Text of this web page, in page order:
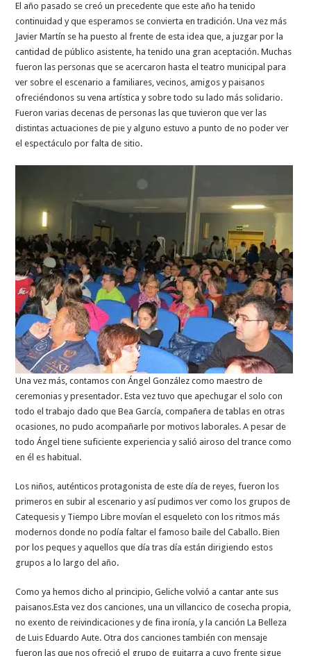
El año pasado se creó un precedente que este año ha tenido
continuidad y que esperamos se convierta en tradición. Una vez más
Javier Martín se ha puesto al frente de esta idea que, a juzgar por la
cantidad de público asistente, ha tenido una gran aceptación. Muchas
fueron las personas que se acercaron hasta el teatro municipal para
ver sobre el escenario a familiares, vecinos, amigos y paisanos
ofreciéndonos su vena artística y sobre todo su lado más solidario.
Fueron varias decenas de personas las que tuvieron que ver las
distintas actuaciones de pie y alguno estuvo a punto de no poder ver
el espectáculo por falta de sitio.
Una vez más, contamos con Ángel González como maestro de
ceremonias y presentador. Esta vez tuvo que apechugar el solo con
todo el trabajo dado que Bea García, compañera de tablas en otras
ocasiones, no pudo acompañarle por motivos laborales. A pesar de
todo Ángel tiene suficiente experiencia y salió airoso del trance como
en él es habitual.
Los niños, auténticos protagonista de este día de reyes, fueron los
primeros en subir al escenario y así pudimos ver como los grupos de
Catequesis y Tiempo Libre movían el esqueleto con los ritmos más
modernos donde no podía faltar el famoso baile del Caballo. Bien
por los peques y aquellos que día tras día están dirigiendo estos
grupos a lo largo del año.
Como ya hemos dicho al principio, Geliche volvió a cantar ante sus
paisanos.Esta vez dos canciones, una un villancico de cosecha propia,
no exento de reivindicaciones y de fina ironía, y la canción La Belleza
de Luis Eduardo Aute. Otra dos canciones también con mensaje
fueron las que nos ofreció el grupo de guitarra a cuyo frente sigue